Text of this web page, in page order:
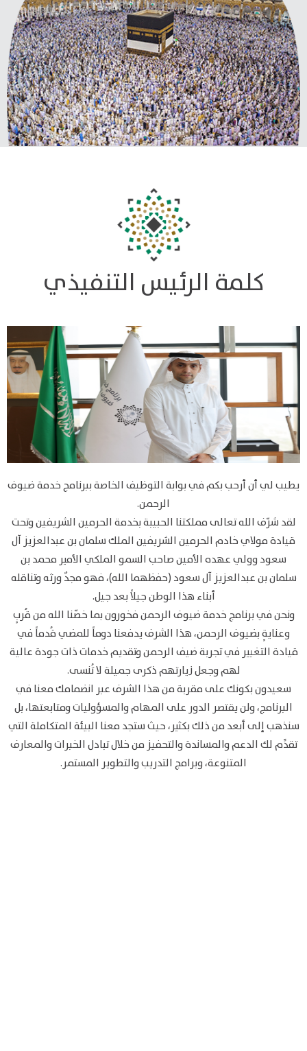
كلمة الرئيس التنفيذي
يطيب لي أن أرحب بكم في بوابة التوظيف الخاصة ببرنامج خدمة ضيوف
الرحمن.
لقد شرّف الله تعالى مملكتنا الحبيبة بخدمة الحرمين الشريفين وتحت
قيادة مولاي خادم الحرمين الشريفين الملك سلمان بن عبدالعزيز آل
سعود وولي عهده الأمين صاحب السمو الملكي الأمير محمد بن
سلمان بن عبدالعزيز آل سعود (حفظهما الله)، فهو مجدٌ ورثه وتناقله
أبناء هذا الوطن جيلاً بعد جيل.
ونحن في برنامج خدمة ضيوف الرحمن فخورون بما خصّنا الله من قُربٍ
وعنايةٍ بضيوف الرحمن، هذا الشرف يدفعنا دوماً للمضي قُدماً في
قيادة التغيير في تجربة ضيف الرحمن وتقديم خدمات ذات جودة عالية
لهم وجعل زيارتهم ذكرى جميلة لا تُنسى.
سعيدون بكونك على مقربة من هذا الشرف عبر انضمامك معنا في
البرنامج، ولن يقتصر الدور على المهام والمسؤوليات ومتابعتها، بل
سنذهب إلى أبعد من ذلك بكثير، حيث ستجد معنا البيئة المتكاملة التي
تقدِّم لك الدعم والمساندة والتحفيز من خلال تبادل الخبرات والمعارف
المتنوعة، وبرامج التدريب والتطوير المستمر.